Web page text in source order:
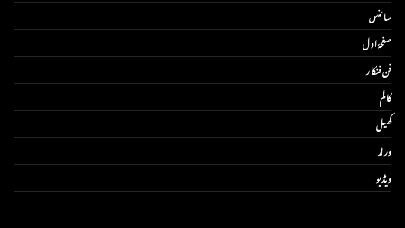
سائنس
صفحۂ اول
فن فنکار
کالم
کھیل
ورلڈ
ویڈیو